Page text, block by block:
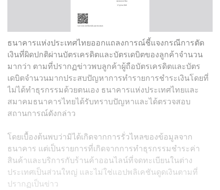
ธนาคารแห่งประเทศไทยออกแถลงการณ์ชี้แจงกรณีการตัด
เงินที่ผิดปกติผ่านบัตรเครดิตและบัตรเดบิตของลูกค้าจำนวน
มากว่า ตามที่ปรากฏข่าวพบลูกค้าผู้ถือบัตรเครดิตและบัตร
เดบิตจำนวนมากประสบปัญหาการทำรายการชำระเงินโดยที่
ไม่ได้ทำธุรกรรมด้วยตนเอง ธนาคารแห่งประเทศไทยและ
สมาคมธนาคารไทยได้รับทราบปัญหาและได้ตรวจสอบ
สถานการณ์ดังกล่าว
โดยเบื้องต้นพบว่ามิได้เกิดจากการรั่วไหลของข้อมูลจาก
ธนาคาร แต่เป็นรายการที่เกิดจากการทำธุรกรรมชำระค่า
สินค้าและบริการกับร้านค้าออนไลน์ที่จดทะเบียนในต่าง
ประเทศเป็นส่วนใหญ่ และไม่ใช่แอปพลิเคชันดูดเงินตามที่
ปรากฏเป็นข่าว